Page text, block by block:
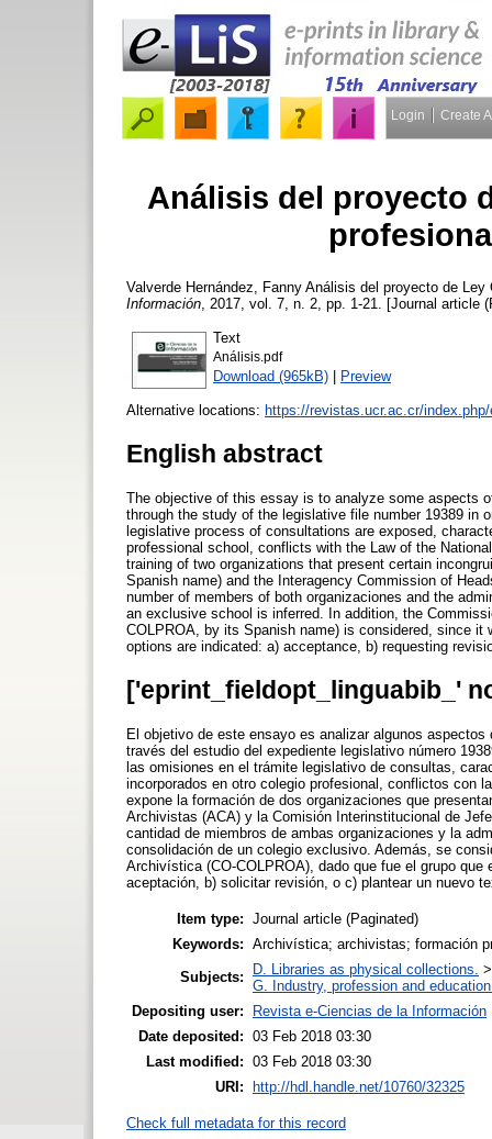
Login Create
Análisis del proyecto
Valverde Hernández, Fanny Análisis del proyecto de
Información , 2017, vol. 7, n. 2, pp. 1-21. [Journal article
Text
Análisis.pdf
Download (965kB) | Preview
Alternative locations: https://revistas.ucr.ac.cr/
English abstract
The objective of this essay is to analyze some aspects
through the study of the legislative file number 19389 in
legislative process of consultations are exposed,
professional school, conflicts with the Law of the
training of two organizations that present certain
Spanish name) and the Interagency Commission of
number of members of both organizaciones and the
an exclusive school is inferred. In addition, the
COLPROA, by its Spanish name) is considered, since
options are indicated: a) acceptance, b) requesting
['eprint_fieldopt_linguabib_'
El objetivo de este ensayo es analizar algunos
través del estudio del expediente legislativo número
las omisiones en el trámite legislativo de consultas,
incorporados en otro colegio profesional, conflictos con
expone la formación de dos organizaciones que
Archivistas (ACA) y la Comisión Interinstitucional de
cantidad de miembros de ambas organizaciones y la
consolidación de un colegio exclusivo. Además, se
Archivística (CO-COLPROA), dado que fue el grupo
aceptación, b) solicitar revisión, o c) plantear un nuevo
Item type: Journal article (Paginated)
Keywords: Archivística; archivistas; formación
Subjects:
D. Libraries as physical collections.
G. Industry, profession and
Depositing user:
Revista e-Ciencias de la Información
Date deposited: 03 Feb 2018 03:30
Last modified: 03 Feb 2018 03:30
URI:
http://hdl.handle.net/10760/32325
Check full metadata for this record